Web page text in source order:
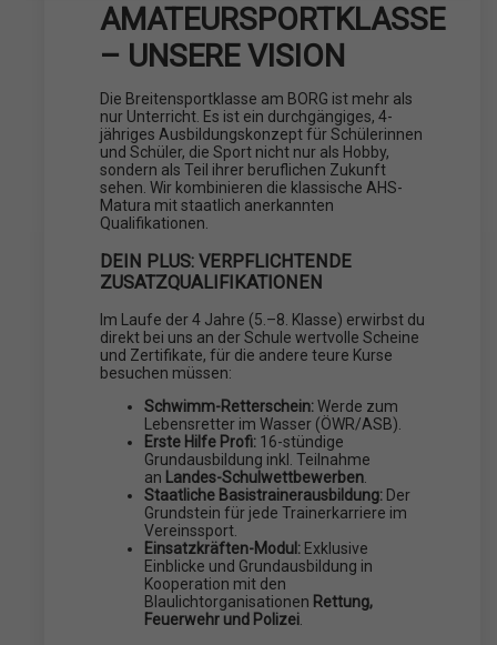
AMATEURSPORTKLASSE
– UNSERE VISION
Die Breitensportklasse am BORG ist mehr als
nur Unterricht. Es ist ein durchgängiges, 4-
jähriges Ausbildungskonzept für Schülerinnen
und Schüler, die Sport nicht nur als Hobby,
sondern als Teil ihrer beruflichen Zukunft
sehen. Wir kombinieren die klassische AHS-
Matura mit staatlich anerkannten
Qualifikationen.
DEIN PLUS: VERPFLICHTENDE
ZUSATZQUALIFIKATIONEN
Im Laufe der 4 Jahre (5.–8. Klasse) erwirbst du
direkt bei uns an der Schule wertvolle Scheine
und Zertifikate, für die andere teure Kurse
besuchen müssen:
Schwimm-Retterschein:Werde zum
Lebensretter im Wasser (ÖWR/ASB).
Erste Hilfe Profi: 16-stündige
Grundausbildung inkl. Teilnahme
an Landes-Schulwettbewerben
Staatliche Basistrainerausbildung: Der
Grundstein für jede Trainerkarriere im
Vereinssport.
Einsatzkräften-Modul: Exklusive
Einblicke und Grundausbildung in
Kooperation mit den
Blaulichtorganisationen Rettung,
Feuerwehr und Polizei